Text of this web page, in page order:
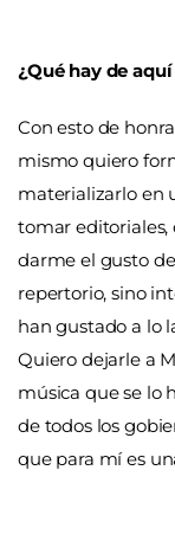
¿Qué hay de
Con esto de
mismo quiero
materializarlo en
tomar editoriales,
darme el gusto
repertorio, sino
han gustado a lo
Quiero dejarle a
música que se lo
de todos los
que para mí es